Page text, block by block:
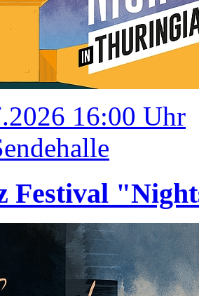
16:00 Uhr
Festival